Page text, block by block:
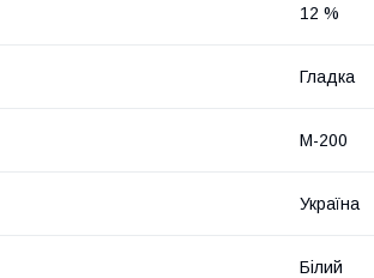
12 %
Гладка
М-200
Україна
Білий